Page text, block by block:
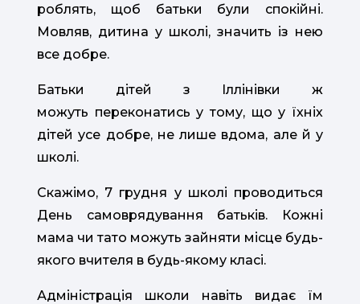
роблять, щоб батьки були спокійні.
Мовляв, дитина у школі, значить із нею
все добре.
Батьки дітей з Іллінівки ж
можуть переконатись у тому, що у їхніх
дітей усе добре, не лише вдома, але й у
школі.
Скажімо, 7 грудня у школі проводиться
День самоврядування батьків. Кожні
мама чи тато можуть зайняти місце будь-
якого вчителя в будь-якому класі.
Адміністрація школи навіть видає їм